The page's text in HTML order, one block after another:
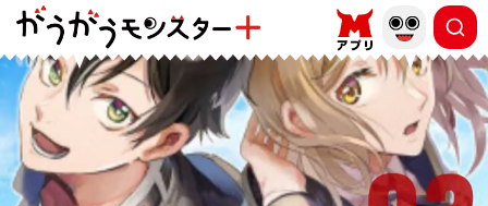
もっと読む